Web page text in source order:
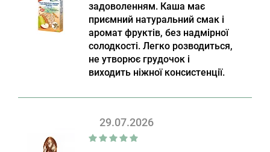
задоволенням. Каша має
приємний натуральний смак і
аромат фруктів, без надмірної
солодкості. Легко розводиться,
не утворює грудочок і
виходить ніжної консистенції.
29.07.2026